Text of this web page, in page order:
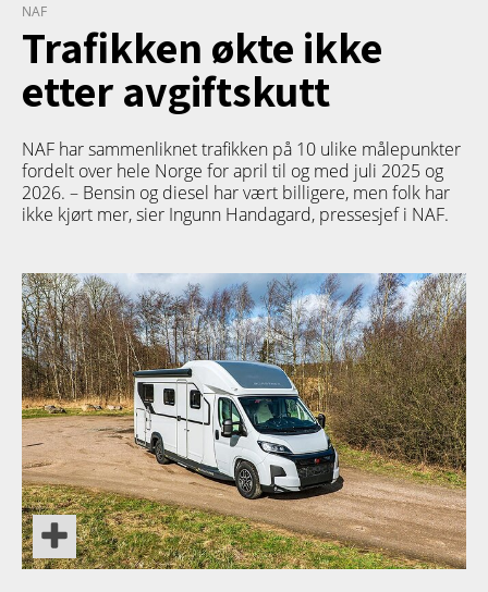
NAF
Trafikken økte ikke
etter avgiftskutt
NAF har sammenliknet trafikken på 10 ulike målepunkter
fordelt over hele Norge for april til og med juli 2025 og
2026. – Bensin og diesel har vært billigere, men folk har
ikke kjørt mer, sier Ingunn Handagard, pressesjef i NAF.
PRODUKT